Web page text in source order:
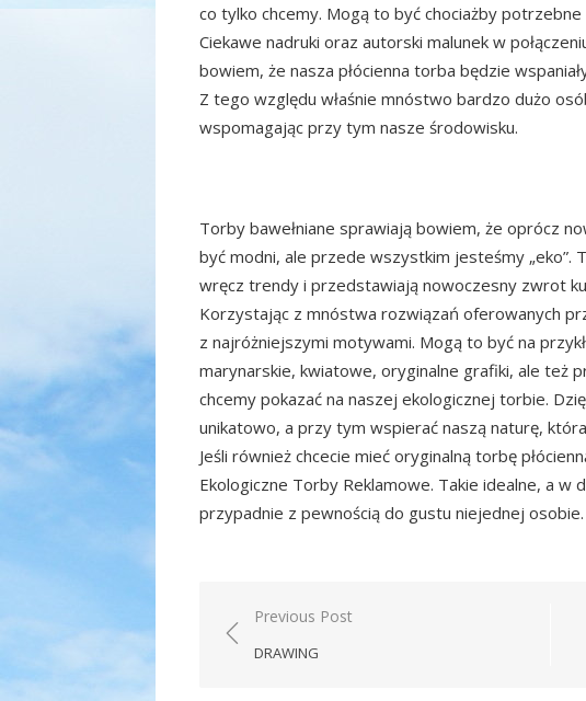
co tylko chcemy. Mogą to być chociażby
Ciekawe nadruki oraz autorski malunek w
bowiem, że nasza płócienna torba będzie
Z tego względu właśnie mnóstwo bardzo dużo
wspomagając przy tym nasze środowisku.
Torby bawełniane sprawiają bowiem, że oprócz
być modni, ale przede wszystkim jesteśmy „eko”.
wręcz trendy i przedstawiają nowoczesny zwrot
Korzystając z mnóstwa rozwiązań oferowanych
z najróżniejszymi motywami. Mogą to być na
marynarskie, kwiatowe, oryginalne grafiki, ale też
chcemy pokazać na naszej ekologicznej torbie.
unikatowo, a przy tym wspierać naszą naturę,
Jeśli również chcecie mieć oryginalną torbę
Ekologiczne Torby Reklamowe. Takie idealne, a
przypadnie z pewnością do gustu niejednej osobie.
Nawigacja
wpisu
Previous Post
DRAWING